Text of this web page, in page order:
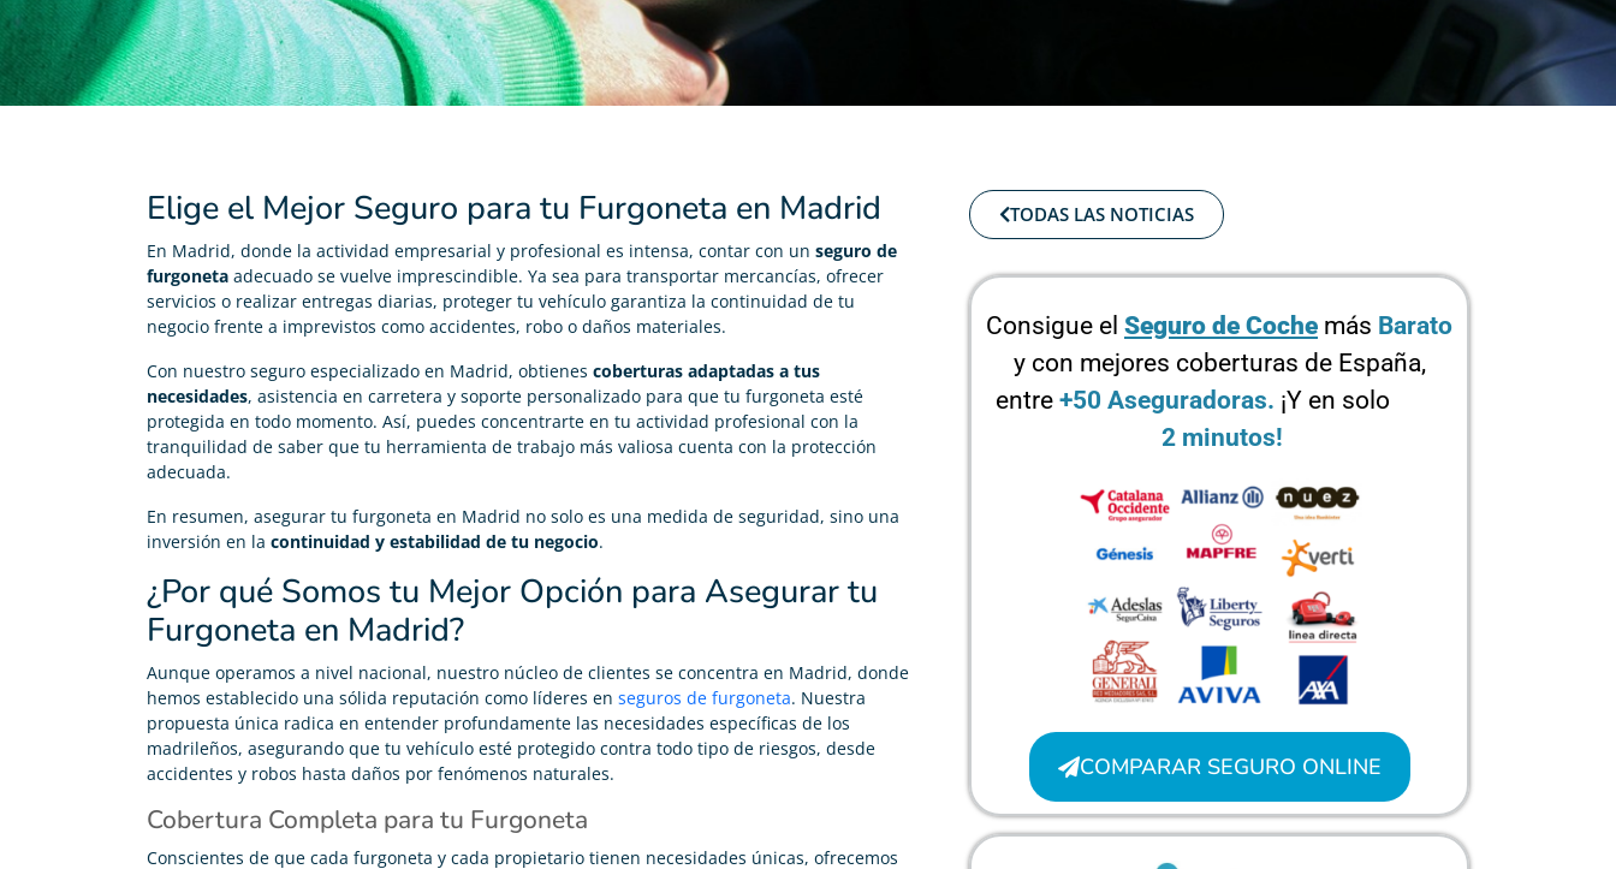
Elige el Mejor Seguro para tu Furgoneta en Madrid
En Madrid, donde la actividad empresarial y profesional es intensa, contar con un seguro de
furgoneta adecuado se vuelve imprescindible. Ya sea para transportar mercancías, ofrecer
servicios o realizar entregas diarias, proteger tu vehículo garantiza la continuidad de tu
negocio frente a imprevistos como accidentes, robo o daños materiales.
Con nuestro seguro especializado en Madrid, obtienes coberturas adaptadas a tus
necesidades, asistencia en carretera y soporte personalizado para que tu furgoneta esté
protegida en todo momento. Así, puedes concentrarte en tu actividad profesional con la
tranquilidad de saber que tu herramienta de trabajo más valiosa cuenta con la protección
adecuada.
En resumen, asegurar tu furgoneta en Madrid no solo es una medida de seguridad, sino una
inversión en la continuidad y estabilidad de tu negocio.
¿Por qué Somos tu Mejor Opción para Asegurar tu
Furgoneta en Madrid?
Aunque operamos a nivel nacional, nuestro núcleo de clientes se concentra en Madrid, donde
hemos establecido una sólida reputación como líderes en seguros de furgoneta. Nuestra
propuesta única radica en entender profundamente las necesidades específicas de los
madrileños, asegurando que tu vehículo esté protegido contra todo tipo de riesgos, desde
accidentes y robos hasta daños por fenómenos naturales.
Cobertura Completa para tu Furgoneta
Conscientes de que cada furgoneta y cada propietario tienen necesidades únicas, ofrecemos
TODAS LAS NOTICIAS
Consigue el Seguro de Coche más Barato
y con mejores coberturas de España,
entre +50 Aseguradoras. ¡Y en solo
2 minutos!
COMPARAR SEGURO ONLINE